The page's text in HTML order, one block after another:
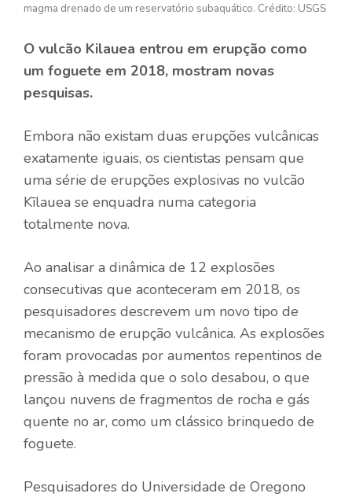
magma drenado de um reservatório subaquático. Crédito: USGS
O vulcão Kilauea entrou em erupção como
um foguete em 2018, mostram novas
pesquisas.
Embora não existam duas erupções vulcânicas
exatamente iguais, os cientistas pensam que
uma série de erupções explosivas no vulcão
Kīlauea se enquadra numa categoria
totalmente nova.
Ao analisar a dinâmica de 12 explosões
consecutivas que aconteceram em 2018, os
pesquisadores descrevem um novo tipo de
mecanismo de erupção vulcânica. As explosões
foram provocadas por aumentos repentinos de
pressão à medida que o solo desabou, o que
lançou nuvens de fragmentos de rocha e gás
quente no ar, como um clássico brinquedo de
foguete.
Pesquisadores do Universidade de Oregono